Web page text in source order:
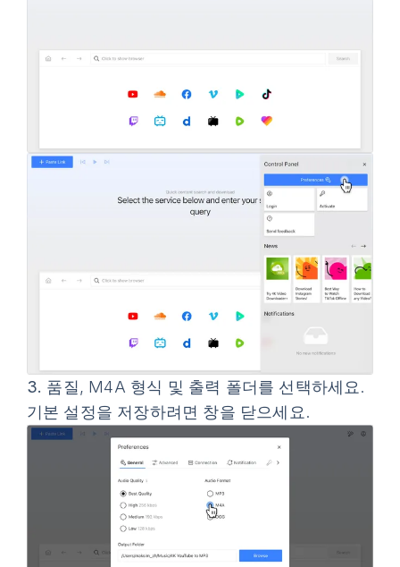
3. 품질, M4A 형식 및 출력 폴더를 선택하세요.
기본 설정을 저장하려면 창을 닫으세요.